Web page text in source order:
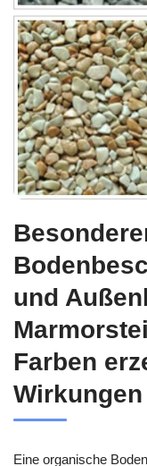
und
Farben
Eine organische